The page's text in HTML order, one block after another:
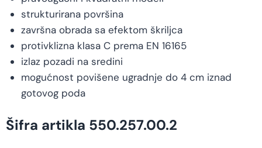
strukturirana površina
završna obrada sa efektom škriljca
protivklizna klasa C prema EN 16165
izlaz pozadi na sredini
mogućnost povišene ugradnje do 4 cm iznad
gotovog poda
Šifra artikla 550.257.00.2